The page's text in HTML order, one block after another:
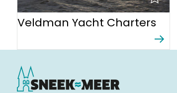
Veldman Yacht Charters